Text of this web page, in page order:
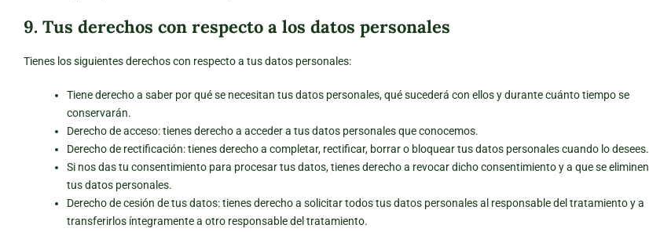
9. Tus derechos con respecto a los datos personales
Tienes los siguientes derechos con respecto a tus datos personales:
Tiene derecho a saber por qué se necesitan tus datos personales, qué sucederá con ellos y durante cuánto tiempo se
conservarán.
Derecho de acceso: tienes derecho a acceder a tus datos personales que conocemos.
Derecho de rectificación: tienes derecho a completar, rectificar, borrar o bloquear tus datos personales cuando lo desees.
Si nos das tu consentimiento para procesar tus datos, tienes derecho a revocar dicho consentimiento y a que se eliminen
tus datos personales.
Derecho de cesión de tus datos: tienes derecho a solicitar todos tus datos personales al responsable del tratamiento y a
transferirlos íntegramente a otro responsable del tratamiento.